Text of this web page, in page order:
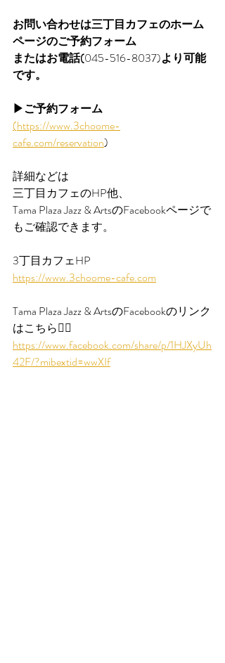
お問い合わせは三丁目カフェのホーム
ページのご予約フォーム
またはお電話(045-516-8037)より可能
です。
▶︎ご予約フォーム
(https://www.3choome-
cafe.com/reservation)
詳細などは
三丁目カフェのHP他、
Tama Plaza Jazz & ArtsのFacebookページで
もご確認できます。
3丁目カフェHP
https://www.3choome-cafe.com
Tama Plaza Jazz & ArtsのFacebookのリンク
はこちら💁‍♀️
https://www.facebook.com/share/p/1HJXyUh
42F/?mibextid=wwXIf